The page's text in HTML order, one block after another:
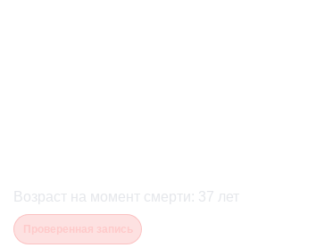
Возраст на момент смерти : 37 лет